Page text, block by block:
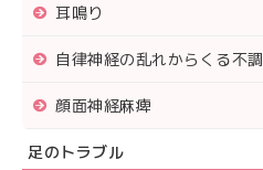
耳鳴り
自律神経の乱れからくる不調
顔面神経麻痺
足のトラブル